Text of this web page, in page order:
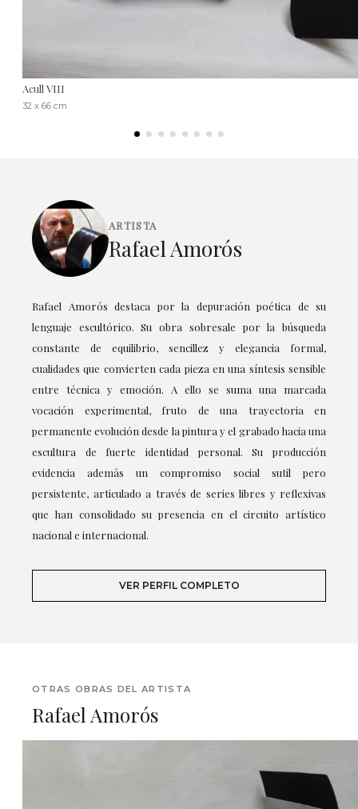
Acull VIII
32 x 66 cm
ARTISTA
Rafael Amorós
Rafael Amorós destaca por la depuración poética de su
lenguaje escultórico. Su obra sobresale por la búsqueda
constante de equilibrio, sencillez y elegancia formal,
cualidades que convierten cada pieza en una síntesis sensible
entre técnica y emoción. A ello se suma una marcada
vocación experimental, fruto de una trayectoria en
permanente evolución desde la pintura y el grabado hacia una
escultura de fuerte identidad personal. Su producción
evidencia además un compromiso social sutil pero
persistente, articulado a través de series libres y reflexivas
que han consolidado su presencia en el circuito artístico
nacional e internacional.
VER PERFIL COMPLETO
OTRAS OBRAS DEL ARTISTA
Rafael Amorós